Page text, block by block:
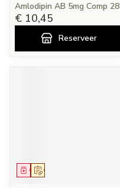
Amlodipin AB 5mg Comp 28
€ 10,45
Reserveer
Op voorschrift
Geneesmiddel